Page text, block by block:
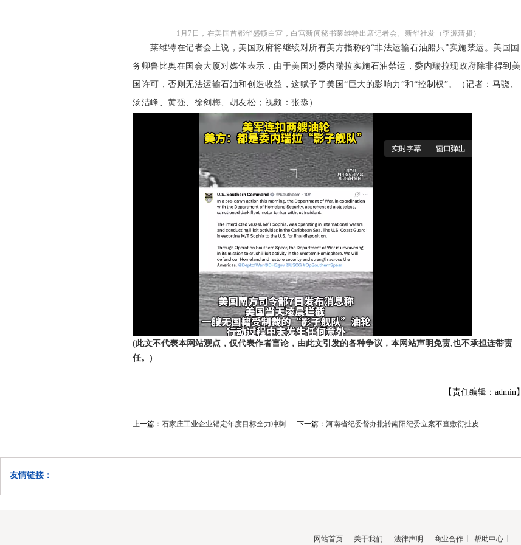
1月7日，在美国首都华盛顿白宫，白宫新闻秘书莱维特出席记者会。新华社发（李源清摄）
莱维特在记者会上说，美国政府将继续对所有美方指称的“非法运输石油船只”实施禁运。美国国
务卿鲁比奥在国会大厦对媒体表示，由于美国对委内瑞拉实施石油禁运，委内瑞拉现政府除非得到美
国许可，否则无法运输石油和创造收益，这赋予了美国“巨大的影响力”和“控制权”。（记者：马骁、
汤洁峰、黄强、徐剑梅、胡友松；视频：张淼）
(此文不代表本网站观点，仅代表作者言论，由此文引发的各种争议，本网站声明免责,也不承担连带责
任。)
【责任编辑：admin】
上一篇： 石家庄工业企业锚定年度目标全力冲刺 下一篇： 河南省纪委督办批转南阳纪委立案不查敷衍扯皮
友情链接：
网站首页 关于我们 法律声明 商业合作 帮助中心